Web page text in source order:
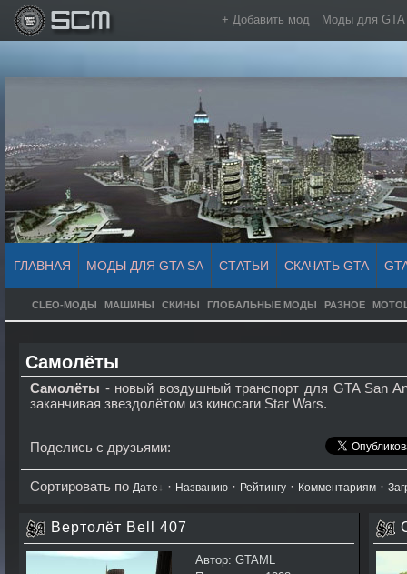
+ Добавить мод Моды для GTA
ГЛАВНАЯ МОДЫ ДЛЯ GTA SA СТАТЬИ СКАЧАТЬ GTA
CLEO-МОДЫ МАШИНЫ СКИНЫ ГЛОБАЛЬНЫЕ МОДЫ РАЗНОЕ
Самолёты
Самолёты - новый воздушный транспорт для GTA San
заканчивая звездолётом из киносаги Star Wars.
Поделись с друзьями:
Сортировать по Дате · Названию · Рейтингу · Комментариям ·
Вертолёт Bell 407
Автор: GTAML